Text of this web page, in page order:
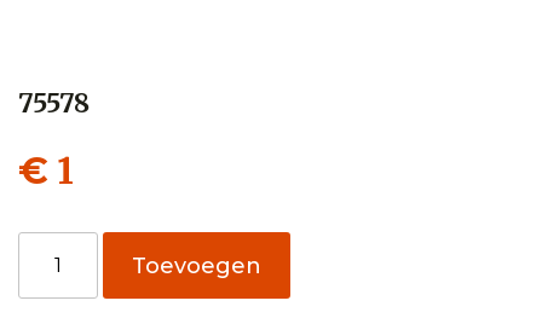
75578
€ 1
aantal
Toevoegen